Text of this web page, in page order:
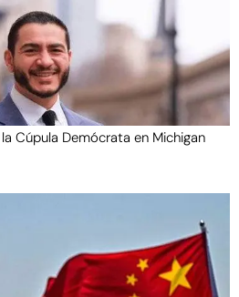
Cúpula Demócrata en Michigan